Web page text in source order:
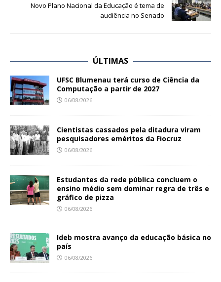
Novo Plano Nacional da Educação é tema de
audiência no Senado
ÚLTIMAS
UFSC Blumenau terá curso de Ciência da
Computação a partir de 2027
06/08/2026
Cientistas cassados pela ditadura viram
pesquisadores eméritos da Fiocruz
06/08/2026
Estudantes da rede pública concluem o
ensino médio sem dominar regra de três e
gráfico de pizza
06/08/2026
Ideb mostra avanço da educação básica no
país
06/08/2026